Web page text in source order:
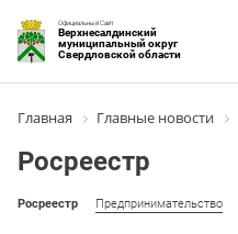
Официальный Сайт
Верхнесалдинский
муниципальный округ
Свердловской области
Главная Главные новости
Росреестр
Росреестр Предпринимательство